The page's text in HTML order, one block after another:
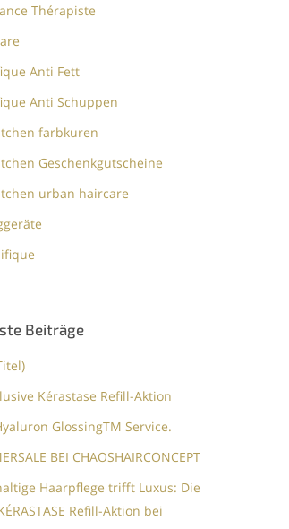
Thérapiste
Anti Fett
Anti Schuppen
farbkuren
Geschenkgutscheine
urban haircare
Beiträge
Kérastase Refill-Aktion
GlossingTM​ Service.​
BEI CHAOSHAIRCONCEPT
Haarpflege trifft Luxus: Die
Refill-Aktion bei